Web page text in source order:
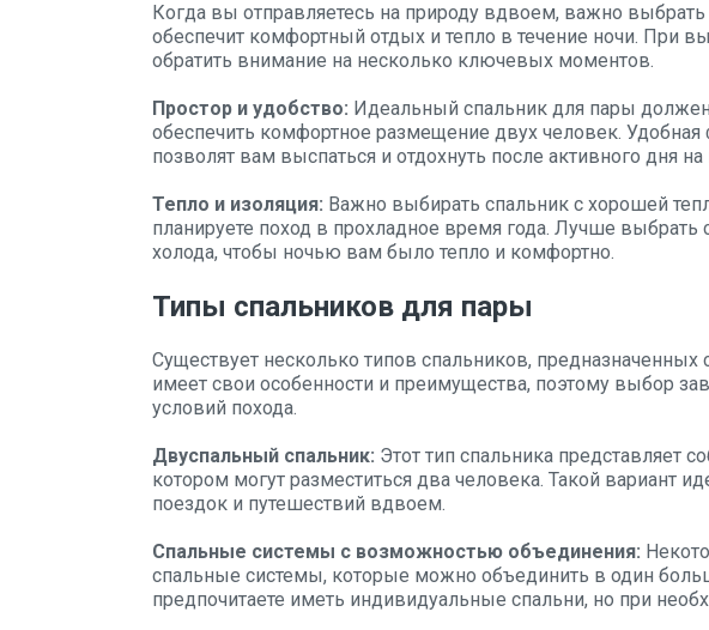
Когда вы отправляетесь на природу вдвоем, важно
обеспечит комфортный отдых и тепло в течение ночи. При
обратить внимание на несколько ключевых моментов.
Простор и удобство: Идеальный спальник для пары
обеспечить комфортное размещение двух человек.
позволят вам выспаться и отдохнуть после активного дня на
Тепло и изоляция: Важно выбирать спальник с хорошей
планируете поход в прохладное время года. Лучше выбрать
холода, чтобы ночью вам было тепло и комфортно.
Типы спальников для пары
Существует несколько типов спальников,
имеет свои особенности и преимущества, поэтому выбор
условий похода.
Двуспальный спальник: Этот тип спальника представляет
котором могут разместиться два человека. Такой вариант
поездок и путешествий вдвоем.
Спальные системы с возможностью объединения:
спальные системы, которые можно объединить в один
предпочитаете иметь индивидуальные спальни, но при